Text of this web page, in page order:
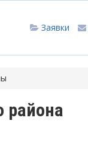
Заявки
района